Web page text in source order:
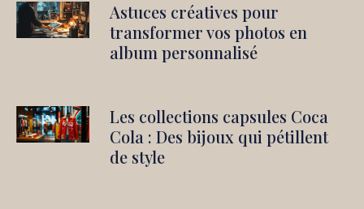
Astuces créatives pour
transformer vos photos en
album personnalisé
Les collections capsules Coca
Cola : Des bijoux qui pétillent
de style